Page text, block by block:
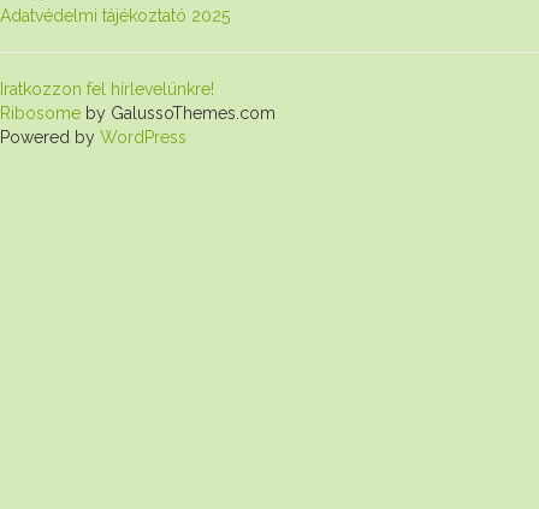
Adatvédelmi tájékoztató 2025
Iratkozzon fel hírlevelünkre!
Ribosome by GalussoThemes.com
Powered by WordPress